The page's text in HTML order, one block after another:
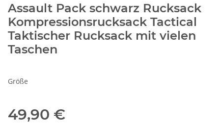
Assault Pack schwarz Rucksack
Kompressionsrucksack Tactical
Taktischer Rucksack mit vielen
Taschen
Größe
49,90 €